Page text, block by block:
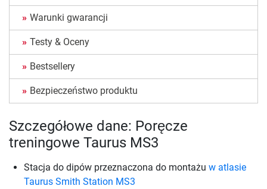
Warunki gwarancji
Testy & Oceny
Bestsellery
Bezpieczeństwo produktu
Szczegółowe dane: Poręcze
treningowe Taurus MS3
Stacja do dipów przeznaczona do montażu w atlasie
Taurus Smith Station MS3